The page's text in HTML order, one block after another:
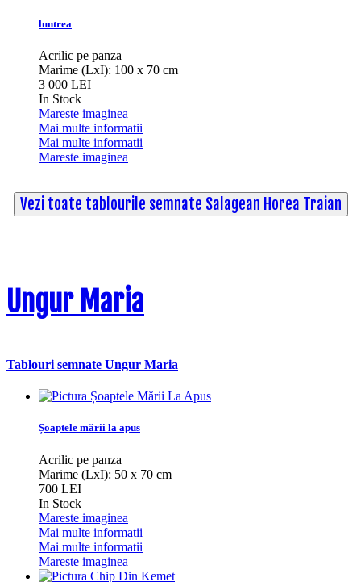
luntrea
Acrilic pe panza
Marime (LxI): 100 x 70 cm
3 000 LEI
In Stock
Mareste imaginea
Mai multe informatii
Mai multe informatii
Mareste imaginea
Vezi toate tablourile semnate Salagean Horea Traian
Ungur Maria
Tablouri semnate Ungur Maria
Șoaptele mării la apus
Acrilic pe panza
Marime (LxI): 50 x 70 cm
700 LEI
In Stock
Mareste imaginea
Mai multe informatii
Mai multe informatii
Mareste imaginea